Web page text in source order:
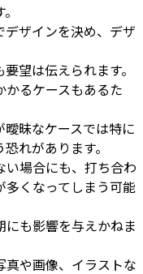
ザインを決め、デザ
望は伝えられます。
かるケースもあるた
昧なケースでは特に
れがあります。
い場合にも、打ち合わ
くなってしまう可能
も影響を与えかねま
や画像、イラストな